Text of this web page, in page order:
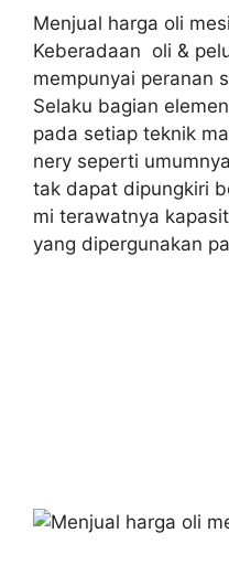
Menjual harga oli
Keberadaan oli &
mempunyai peranan
Selaku bagian
pada setiap teknik
nery seperti
tak dapat dipungkiri
mi terawatnya
yang dipergunakan